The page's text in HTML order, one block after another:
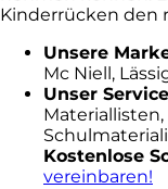
Kinderrücken den
Unsere
Mc Niell,
Unser
Kostenlose
vereinbaren!